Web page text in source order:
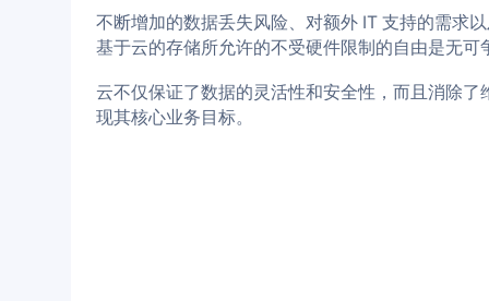
不断增加的数据丢失风险、对额外 IT 支持的需求
基于云的存储所允许的不受硬件限制的自由是无可
云不仅保证了数据的灵活性和安全性，而且消除
现其核心业务目标。